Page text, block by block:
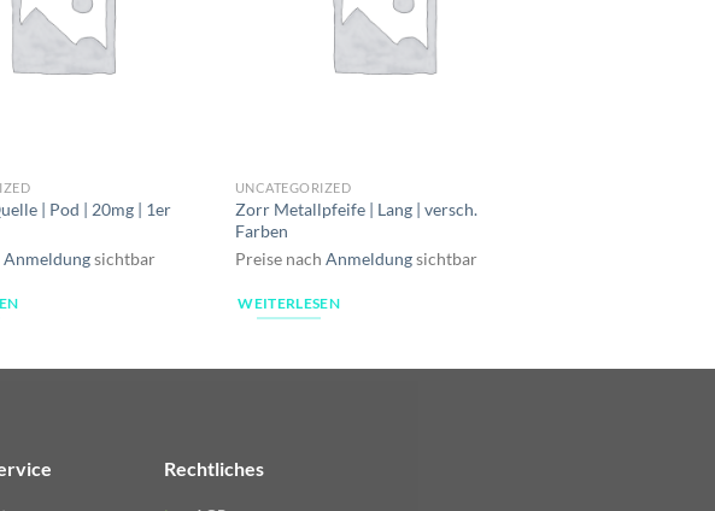
| Pod | 20mg | 1er
Anmeldungsichtbar
UNCATEGORIZED
Zorr Metallpfeife | Lang | versch.
Farben
Preise nach Anmeldungsichtbar
WEITERLESEN
Rechtliches